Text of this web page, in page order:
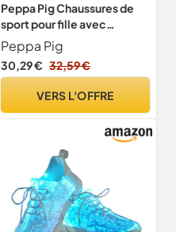
Peppa Pig Chaussures de
sport pour fille avec
lumières clignotantes,
couleur rose, Rose Blanc,
28 EU
Peppa Pig
30,29 € 32,59 €
VERS L'OFFRE